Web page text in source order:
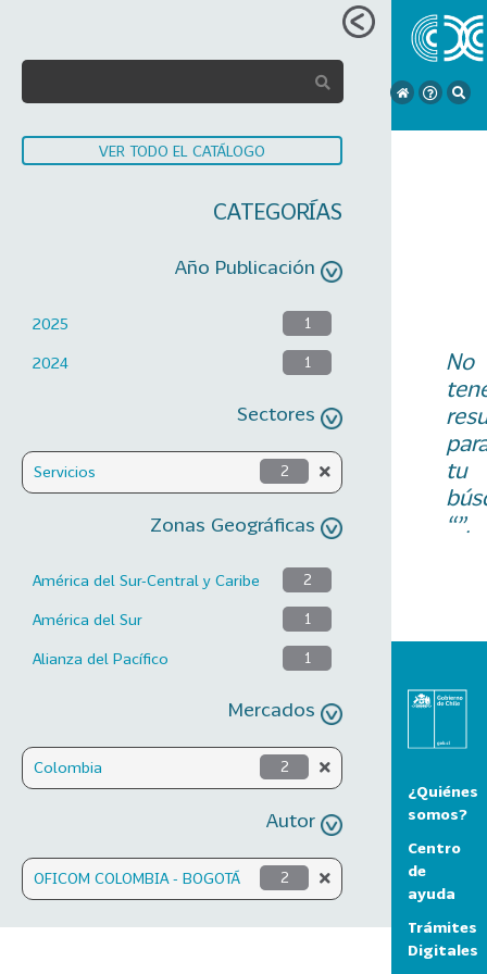
VER TODO EL CATÁLOGO
CATEGORÍAS
Año Publicación
2025 1
2024 1
Sectores
Servicios 2
Zonas Geográficas
América del Sur-Central y Caribe 2
América del Sur 1
Alianza del Pacífico 1
Mercados
Colombia 2
Autor
OFICOM COLOMBIA - BOGOTÁ 2
No
tu
“”.
¿Quiénes
somos?
Centro
de
ayuda
Trámites
Digitales